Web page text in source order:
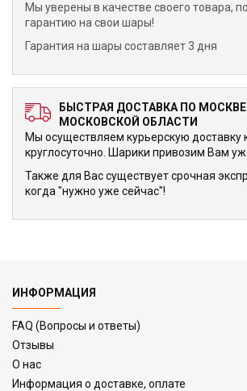
Мы уверены в качестве своего товара,
гарантию на свои шары!
Гарантия на шары составляет 3 дня
БЫСТРАЯ ДОСТАВКА ПО МОСКВЕ
МОСКОВСКОЙ ОБЛАСТИ
Мы осуществляем курьерскую доставку
круглосуточно. Шарики привозим Вам
Также для Вас существует срочная
когда "нужно уже сейчас"!
ИНФОРМАЦИЯ
FAQ (Вопросы и ответы)
Отзывы
О нас
Информация о доставке, оплате